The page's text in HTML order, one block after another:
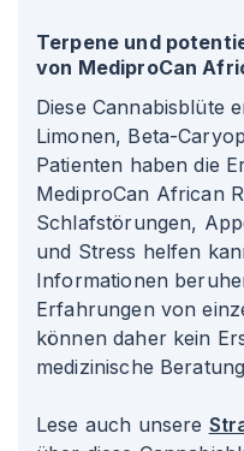
Terpene und
von MediproCan
Diese Cannabisblüte
Limonen, Beta-
Patienten haben die
MediproCan African
Schlafstörungen,
und Stress helfen
Informationen
Erfahrungen von
können daher kein
medizinische
Lese auch unsere